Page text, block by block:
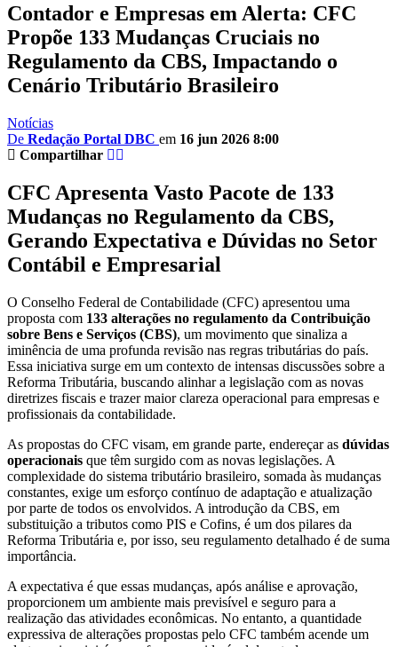
Contador e Empresas em Alerta: CFC
Propõe 133 Mudanças Cruciais no
Regulamento da CBS, Impactando o
Cenário Tributário Brasileiro
Notícias
De Redação Portal DBC em 16 jun 2026 8:00
Compartilhar
CFC Apresenta Vasto Pacote de 133
Mudanças no Regulamento da CBS,
Gerando Expectativa e Dúvidas no Setor
Contábil e Empresarial
O Conselho Federal de Contabilidade (CFC) apresentou uma
proposta com 133 alterações no regulamento da Contribuição
sobre Bens e Serviços (CBS), um movimento que sinaliza a
iminência de uma profunda revisão nas regras tributárias do país.
Essa iniciativa surge em um contexto de intensas discussões sobre a
Reforma Tributária, buscando alinhar a legislação com as novas
diretrizes fiscais e trazer maior clareza operacional para empresas e
profissionais da contabilidade.
As propostas do CFC visam, em grande parte, endereçar as dúvidas
operacionais que têm surgido com as novas legislações. A
complexidade do sistema tributário brasileiro, somada às mudanças
constantes, exige um esforço contínuo de adaptação e atualização
por parte de todos os envolvidos. A introdução da CBS, em
substituição a tributos como PIS e Cofins, é um dos pilares da
Reforma Tributária e, por isso, seu regulamento detalhado é de suma
importância.
A expectativa é que essas mudanças, após análise e aprovação,
proporcionem um ambiente mais previsível e seguro para a
realização das atividades econômicas. No entanto, a quantidade
expressiva de alterações propostas pelo CFC também acende um